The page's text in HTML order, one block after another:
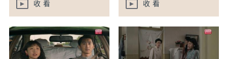
收看 收看